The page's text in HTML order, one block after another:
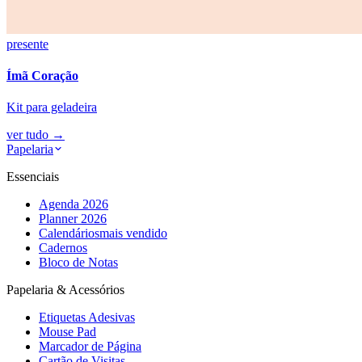
presente
Ímã Coração
Kit para geladeira
ver tudo →
Papelaria
Essenciais
Agenda 2026
Planner 2026
Calendáriosmais vendido
Cadernos
Bloco de Notas
Papelaria & Acessórios
Etiquetas Adesivas
Mouse Pad
Marcador de Página